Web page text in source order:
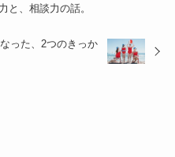
と、相談力の話。
った、2つのきっか